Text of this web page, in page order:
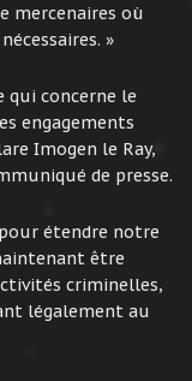
mercenaires où
»
qui concerne le
engagements
Imogen le Ray,
de presse.
pour étendre notre
être
criminelles,
légalement au